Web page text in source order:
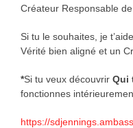
Créateur Responsable
Si tu le souhaites, je
Vérité bien aligné et un
*Si tu veux découvrir Qui
fonctionnes
https://